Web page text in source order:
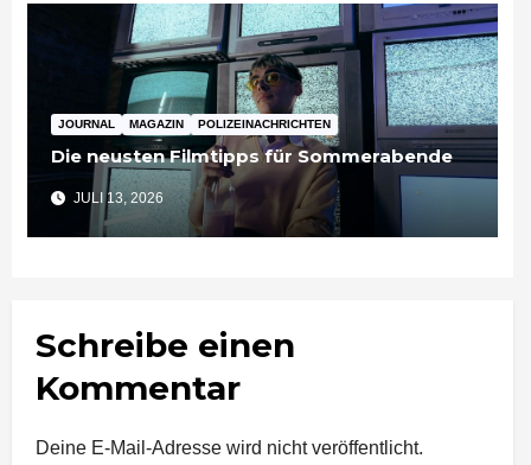
JOURNAL MAGAZIN POLIZEINACHRICHTEN
Die neusten Filmtipps für Sommerabende
JULI 13, 2026
Schreibe einen
Kommentar
Deine E-Mail-Adresse wird nicht veröffentlicht.